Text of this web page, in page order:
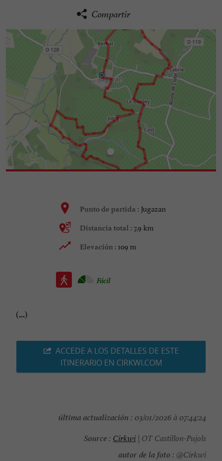
Compartir
Punto de partida : Jugazan
Distancia total : 7,9 km
Elevación : 109 m
Fácil
(...)
ACCEDE A LOS DETALLES DE ESTE
ITINERARIO EN CIRKWI.COM
última actualización : 03/01/2026 à 07:44:24
Source : Cirkwi | OT Castillon-Pujols
autor de la foto : @Cirkwi